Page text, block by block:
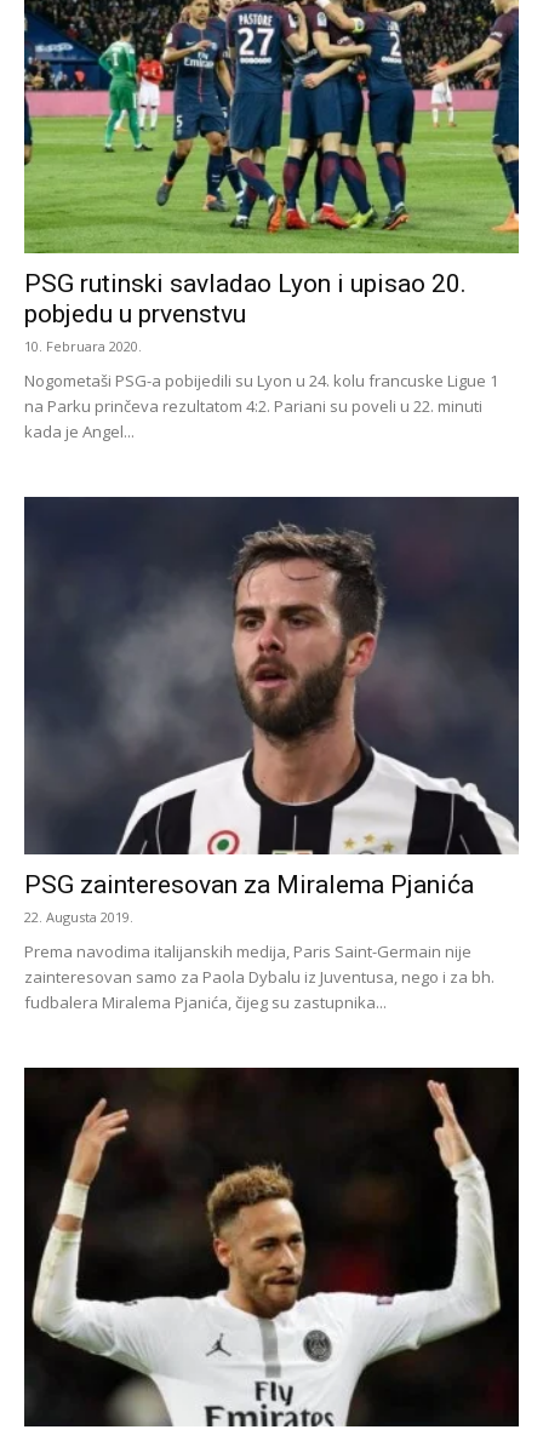
PSG rutinski savladao Lyon i upisao 20.
pobjedu u prvenstvu
10. Februara 2020.
Nogometaši PSG-a pobijedili su Lyon u 24. kolu francuske Ligue 1
na Parku prinčeva rezultatom 4:2. Pariani su poveli u 22. minuti
kada je Angel...
PSG zainteresovan za Miralema Pjanića
22. Augusta 2019.
Prema navodima italijanskih medija, Paris Saint-Germain nije
zainteresovan samo za Paola Dybalu iz Juventusa, nego i za bh.
fudbalera Miralema Pjanića, čijeg su zastupnika...